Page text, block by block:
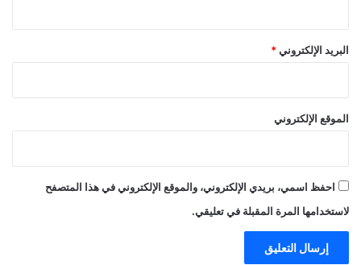
البريد الإلكتروني *
الموقع الإلكتروني
احفظ اسمي، بريدي الإلكتروني، والموقع الإلكتروني في هذا المتصفح
لاستخدامها المرة المقبلة في تعليقي.